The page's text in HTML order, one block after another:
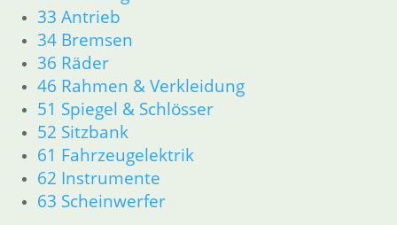
33 Antrieb
34 Bremsen
36 Räder
46 Rahmen & Verkleidung
51 Spiegel & Schlösser
52 Sitzbank
61 Fahrzeugelektrik
62 Instrumente
63 Scheinwerfer
51 Spiegel & Schlösser
52 Sitzbank
61 Fahrzeugelektrik
62 Instrumente
63 Scheinwerfer
R65 R80 Monolever R100 RS/RT Monolever ab 1984
11 Motor
Dichtungen
Kolben/Kolbenringe
Zylinderkopf